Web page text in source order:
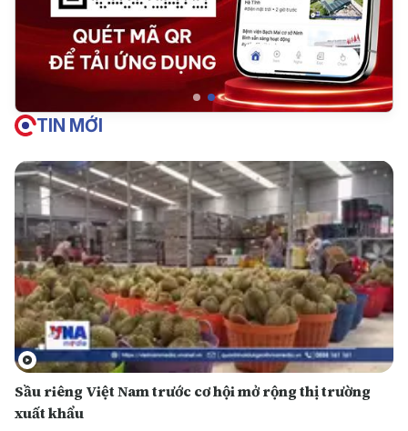
TIN MỚI
Sầu riêng Việt Nam trước cơ hội mở rộng thị trường
xuất khẩu